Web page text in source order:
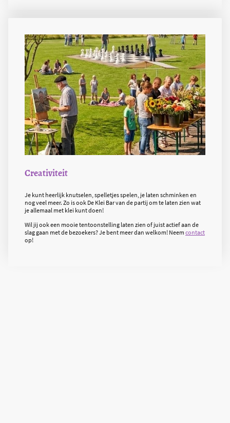
Creativiteit
Je kunt heerlijk knutselen, spelletjes spelen, je laten schminken en
nog veel meer. Zo is ook De Klei Bar van de partij om te laten zien wat
je allemaal met klei kunt doen!
Wil jij ook een mooie tentoonstelling laten zien of juist actief aan de
slag gaan met de bezoekers? Je bent meer dan welkom! Neem contact
op!